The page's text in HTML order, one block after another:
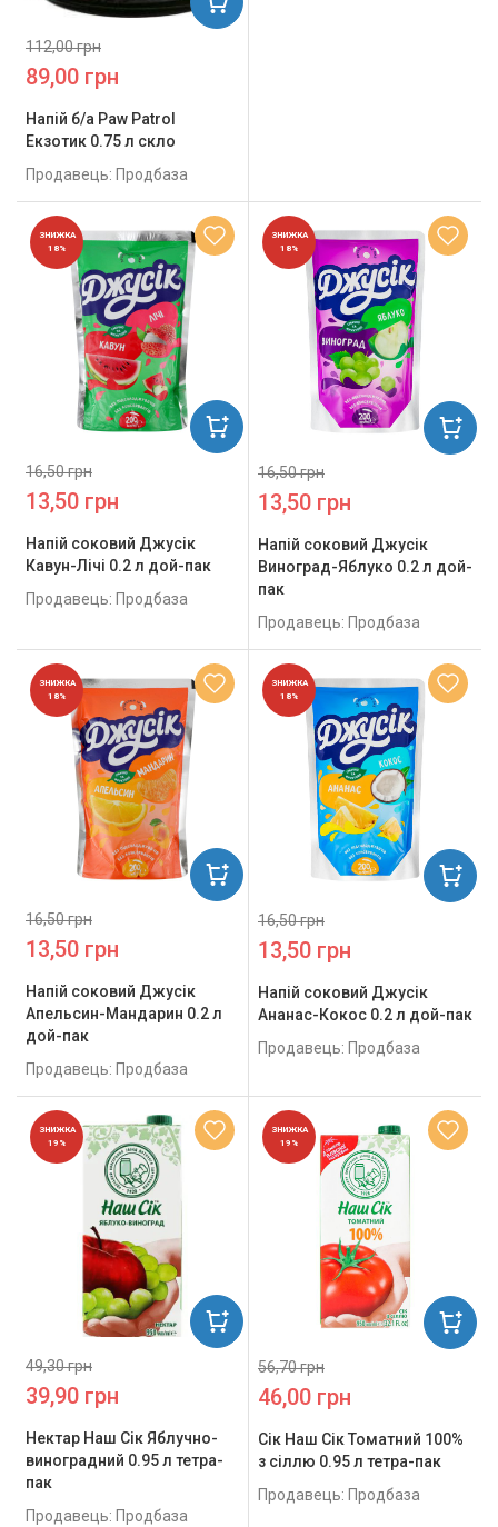
Напій б/а Paw Patrol
Екзотик 0.75 л скло
Продавець: Продбаза
112,00 грн
89,00 грн
ЗНИЖКА
18%
Напій соковий Джусік
Кавун-Лічі 0.2 л дой-пак
Продавець: Продбаза
16,50 грн
13,50 грн
ЗНИЖКА
18%
Напій соковий Джусік
Виноград-Яблуко 0.2 л дой-
пак
Продавець: Продбаза
16,50 грн
13,50 грн
ЗНИЖКА
18%
Напій соковий Джусік
Апельсин-Мандарин 0.2 л
дой-пак
Продавець: Продбаза
16,50 грн
13,50 грн
ЗНИЖКА
18%
Напій соковий Джусік
Ананас-Кокос 0.2 л дой-пак
Продавець: Продбаза
16,50 грн
13,50 грн
ЗНИЖКА
19%
Нектар Наш Сік Яблучно-
виноградний 0.95 л тетра-
пак
Продавець: Продбаза
49,30 грн
39,90 грн
ЗНИЖКА
19%
Сік Наш Сік Томатний 100%
з сіллю 0.95 л тетра-пак
Продавець: Продбаза
56,70 грн
46,00 грн